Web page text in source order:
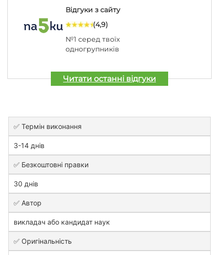
Відгуки з сайту
(4,9)
№1 серед твоїх
одногрупників
Читати останні відгуки
✅ Термін виконання
3-14 днів
✅ Безкоштовні правки
30 днів
✅ Автор
викладач або кандидат наук
✅ Оригінальність